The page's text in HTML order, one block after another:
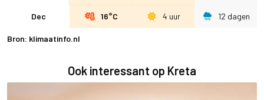
Dec 16°C 4 uur 12 dagen
Bron: klimaatinfo.nl
Ook interessant op Kreta